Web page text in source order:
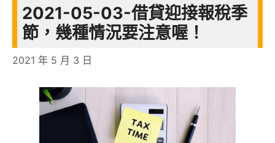
2021-05-03-借貸迎接報稅季
節，幾種情況要注意喔！
2021 年 5 月 3 日